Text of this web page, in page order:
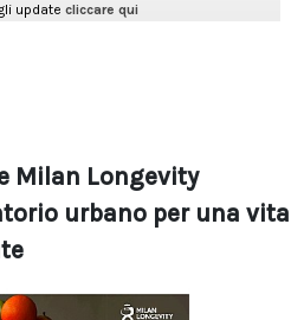
Milan Longevity
urbano per una vita